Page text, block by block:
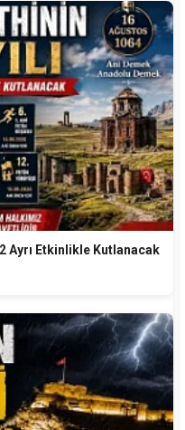
Ayrı Etkinlikle Kutlanacak